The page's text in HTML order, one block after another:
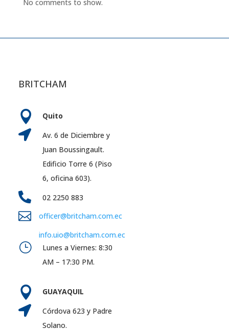
No comments to show.
BRITCHAM
 Quito

Av. 6 de Diciembre y
Juan Boussingault.
Edificio Torre 6 (Piso
6, oficina 603).
 02 2250 883

officer@britcham.com.ec
info.uio@britcham.com.ec
}
Lunes a Viernes: 8:30
AM – 17:30 PM.
 GUAYAQUIL

Córdova 623 y Padre
Solano.